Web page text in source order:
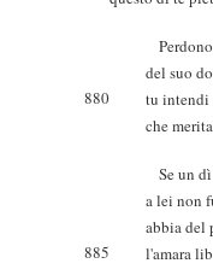
del suo
880
tu intendi
che
Se un dì
a lei non
abbia del
885
l'amara